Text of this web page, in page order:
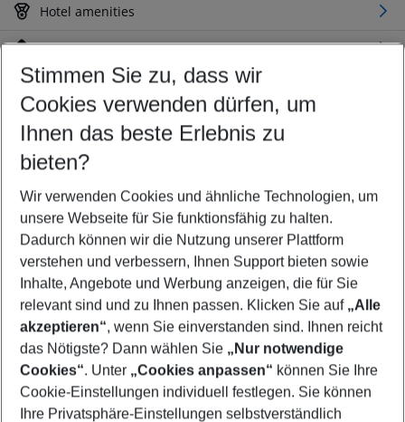
Hotel amenities
Location
Customize your offer
Find the perfect deal which suits your best
Your departure airport
Any airport
Select your date range
08/08/26–06/08/27 5-8 nights
Who will travel
2 adults No children
Show more filter
Stimmen Sie zu, dass wir
Cookies verwenden dürfen, um
Ihnen das beste Erlebnis zu
bieten?
Wir verwenden Cookies und ähnliche Technologien, um
unsere Webseite für Sie funktionsfähig zu halten.
Dadurch können wir die Nutzung unserer Plattform
verstehen und verbessern, Ihnen Support bieten sowie
Inhalte, Angebote und Werbung anzeigen, die für Sie
relevant sind und zu Ihnen passen. Klicken Sie auf „Alle
akzeptieren“, wenn Sie einverstanden sind. Ihnen reicht
das Nötigste? Dann wählen Sie „Nur notwendige
Cookies“. Unter „Cookies anpassen“ können Sie Ihre
Cookie-Einstellungen individuell festlegen. Sie können
Ihre Privatsphäre-Einstellungen selbstverständlich